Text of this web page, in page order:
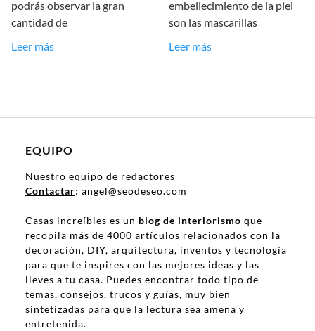
podrás observar la gran
cantidad de
Leer más
embellecimiento de la piel
son las mascarillas
Leer más
EQUIPO
Nuestro equipo de redactores
Contactar: angel@seodeseo.com
Casas increíbles es un blog de interiorismo que
recopila más de 4000 artículos relacionados con la
decoración, DIY, arquitectura, inventos y tecnología
para que te inspires con las mejores ideas y las
lleves a tu casa. Puedes encontrar todo tipo de
temas, consejos, trucos y guías, muy bien
sintetizadas para que la lectura sea amena y
entretenida.